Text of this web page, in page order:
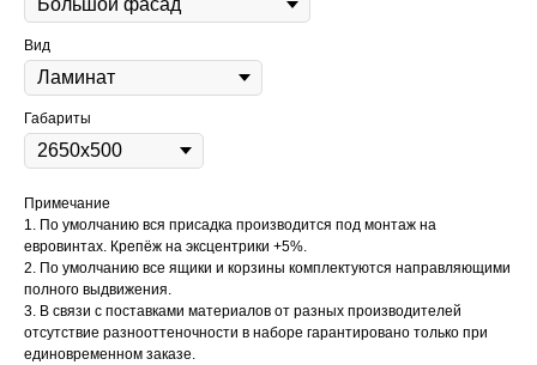
Вид
Габариты
Примечание
1. По умолчанию вся присадка производится под монтаж на
евровинтах. Крепёж на эксцентрики +5%.
2. По умолчанию все ящики и корзины комплектуются направляющими
полного выдвижения.
3. В связи с поставками материалов от разных производителей
отсутствие разнооттеночности в наборе гарантировано только при
единовременном заказе.